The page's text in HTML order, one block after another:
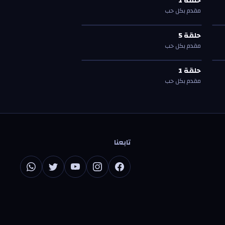
مقدم بكل حب
حلقة5
—مقدم بكل حب حلقة 5 حلقة5
مقدم بكل حب
حلقة1
—مقدم بكل حب حلقة 1 حلقة1
مقدم بكل حب
تابعنا